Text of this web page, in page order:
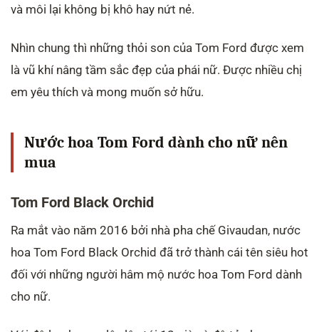
và môi lại không bị khô hay nứt nẻ.
Nhìn chung thì những thỏi son của Tom Ford được xem
là vũ khí nâng tầm sắc đẹp của phái nữ. Được nhiều chị
em yêu thích và mong muốn sở hữu.
Nước hoa Tom Ford dành cho nữ nên
mua
Tom Ford Black Orchid
Ra mắt vào năm 2016 bởi nhà pha chế Givaudan, nước
hoa Tom Ford Black Orchid đã trở thành cái tên siêu hot
đối với những người hâm mộ nước hoa Tom Ford dành
cho nữ.